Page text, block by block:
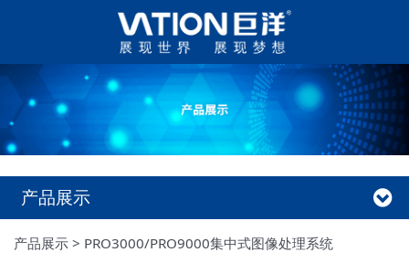
产品展示
产品展示 > PRO3000/PRO9000集中式图像处理系统